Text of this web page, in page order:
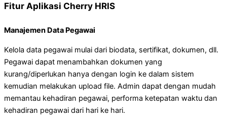
Fitur Aplikasi Cherry HRIS
Manajemen Data Pegawai
Kelola data pegawai mulai dari biodata, sertifikat, dokumen, dll.
Pegawai dapat menambahkan dokumen yang
kurang/diperlukan hanya dengan login ke dalam sistem
kemudian melakukan upload file. Admin dapat dengan mudah
memantau kehadiran pegawai, performa ketepatan waktu dan
kehadiran pegawai dari hari ke hari.